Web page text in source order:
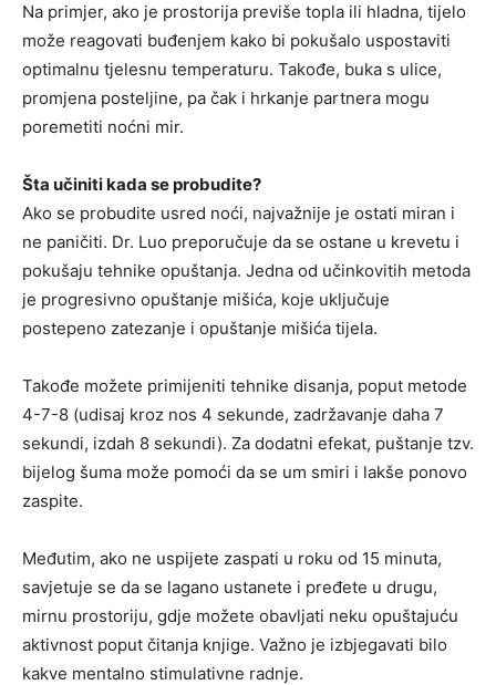
Na primjer, ako je prostorija previše topla ili hladna, tijelo
može reagovati buđenjem kako bi pokušalo uspostaviti
optimalnu tjelesnu temperaturu. Takođe, buka s ulice,
promjena posteljine, pa čak i hrkanje partnera mogu
poremetiti noćni mir.
Šta učiniti kada se probudite?
Ako se probudite usred noći, najvažnije je ostati miran i
ne paničiti. Dr. Luo preporučuje da se ostane u krevetu i
pokušaju tehnike opuštanja. Jedna od učinkovitih metoda
je progresivno opuštanje mišića, koje uključuje
postepeno zatezanje i opuštanje mišića tijela.
Takođe možete primijeniti tehnike disanja, poput metode
4-7-8 (udisaj kroz nos 4 sekunde, zadržavanje daha 7
sekundi, izdah 8 sekundi). Za dodatni efekat, puštanje tzv.
bijelog šuma može pomoći da se um smiri i lakše ponovo
zaspite.
Međutim, ako ne uspijete zaspati u roku od 15 minuta,
savjetuje se da se lagano ustanete i pređete u drugu,
mirnu prostoriju, gdje možete obavljati neku opuštajuću
aktivnost poput čitanja knjige. Važno je izbjegavati bilo
kakve mentalno stimulativne radnje.